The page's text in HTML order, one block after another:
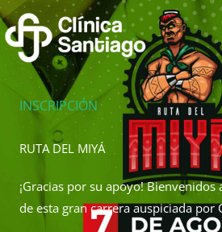
Ir
al
contenido
INSCRIPCIÓN
RUTA DEL MIYÁ
¡Gracias por su apoyo! Bienvenidos
de esta gran carrera auspiciada por